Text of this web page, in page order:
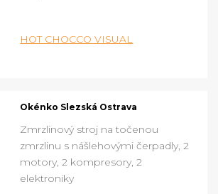
HOT CHOCCO VISUAL
Okénko Slezská Ostrava
Zmrzlinový stroj na točenou
zmrzlinu s nášlehovými čerpadly, 2
motory, 2 kompresory, 2
elektroniky